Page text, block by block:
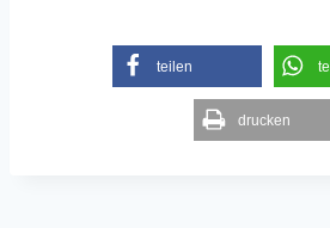
teilen
drucken